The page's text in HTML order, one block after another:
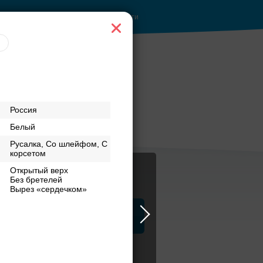
Россия
Белый
Русалка, Со шлейфом, С
корсетом
Открытый верх
Без бретелей
Вырез «сердечком»
Войти
верандами